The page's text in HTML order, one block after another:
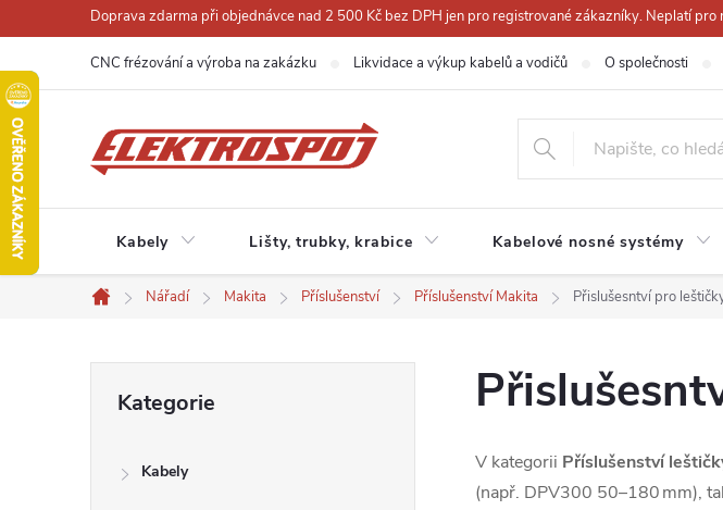
na
obsah
Doprava zdarma při objednávce nad 2 500 Kč bez DPH jen pro registrované zákazníky. Neplatí pro
CNC frézování a výroba na zakázku Likvidace a výkup kabelů a vodičů O společnosti
Kabely Lišty, trubky, krabice Kabelové nosné systémy
Domů
Nářadí Makita Příslušenství Příslušenství Makita Přislušesntví pro
kategorie
Kategorie
Kabely V kategorii Příslušenství
(např. DPV300 50–180 mm),